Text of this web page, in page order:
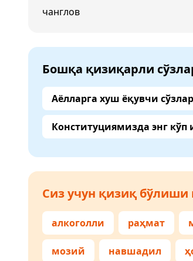
чанглов
Бошқа қизиқарли
Аёлларга хуш ёқувчи сўзлар
Конституциямизда энг кўп
Сиз учун қизиқ бўлиши
алкоголли раҳмат
мозий навшадил